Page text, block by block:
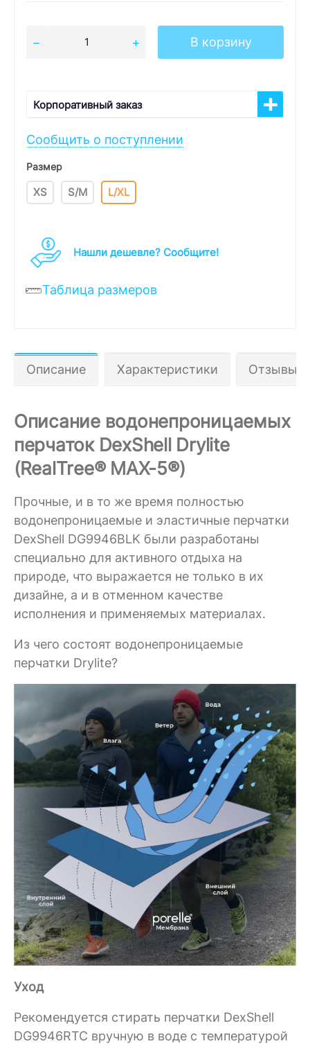
В корзину
Корпоративный заказ
Сообщить о поступлении
Размер
XS S/M L/XL
Нашли дешевле? Cообщите!
Таблица размеров
Описание Характеристики Отзывы 0
Описание водонепроницаемых
перчаток DexShell Drylite
(RealTree® MAX-5®)
Прочные, и в то же время полностью
водонепроницаемые и эластичные перчатки
DexShell DG9946BLK были разработаны
специально для активного отдыха на
природе, что выражается не только в их
дизайне, а и в отменном качестве
исполнения и применяемых материалах.
Из чего состоят водонепроницаемые
перчатки Drylite?
Уход
Рекомендуется стирать перчатки DexShell
DG9946RTC вручную в воде с температурой